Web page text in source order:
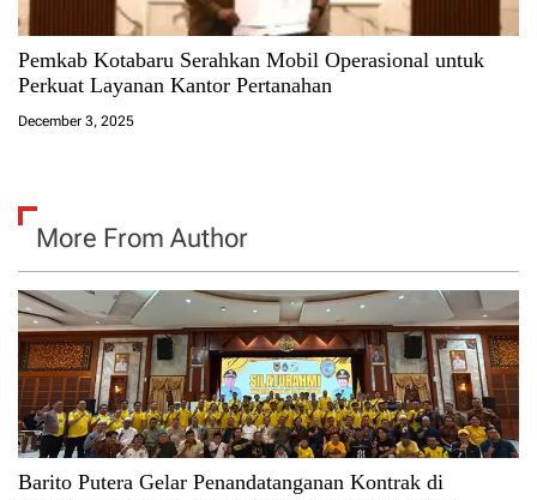
Pemkab Kotabaru Serahkan Mobil Operasional untuk
Perkuat Layanan Kantor Pertanahan
December 3, 2025
More From Author
Barito Putera Gelar Penandatanganan Kontrak di